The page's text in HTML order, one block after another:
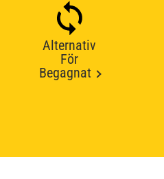
Alternativ
För
Begagnat